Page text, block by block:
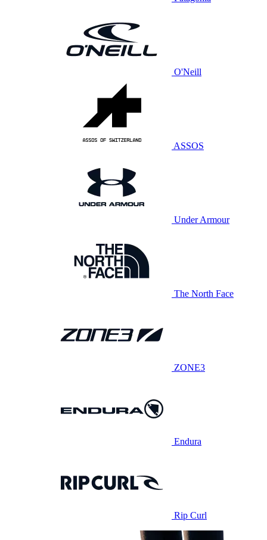
O'Neill
ASSOS
Under Armour
The North Face
ZONE3
Endura
Rip Curl